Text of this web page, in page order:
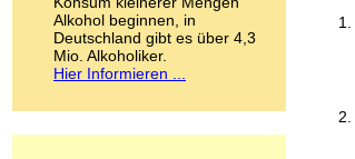
Medikamente
Meskalin
Metamphetamin
Methadon
Alkohol beginnen, in
Deutschland gibt es über 4,3
Mio. Alkoholiker.
Hier Informieren ...